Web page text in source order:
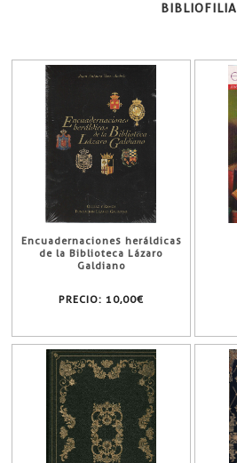
BIBLIOFILIA
Encuadernaciones heráldicas
de la Biblioteca Lázaro
Galdiano
PRECIO: 10,00€